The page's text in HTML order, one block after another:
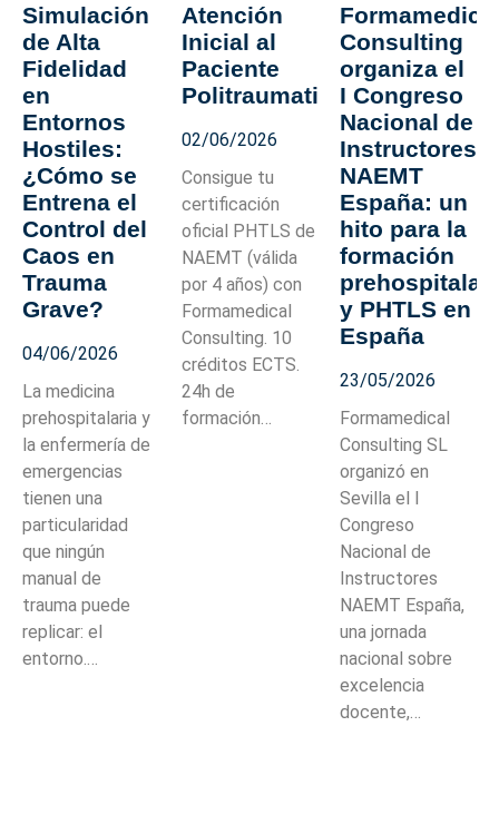
Simulación
de Alta
Fidelidad
en
Entornos
Hostiles:
¿Cómo se
Entrena el
Control del
Caos en
Trauma
Grave?
04/06/2026
La medicina
prehospitalaria y
la enfermería de
emergencias
tienen una
particularidad
que ningún
manual de
trauma puede
replicar: el
entorno.…
Atención
Inicial al
Paciente
Politraumatizado
02/06/2026
Consigue tu
certificación
oficial PHTLS de
NAEMT (válida
por 4 años) con
Formamedical
Consulting. 10
créditos ECTS.
24h de
formación…
Consulting
organiza el
I Congreso
Nacional de
Instructores
NAEMT
España: un
hito para la
formación
y PHTLS en
España
23/05/2026
Formamedical
Consulting SL
organizó en
Sevilla el I
Congreso
Nacional de
Instructores
NAEMT España,
una jornada
nacional sobre
excelencia
docente,…